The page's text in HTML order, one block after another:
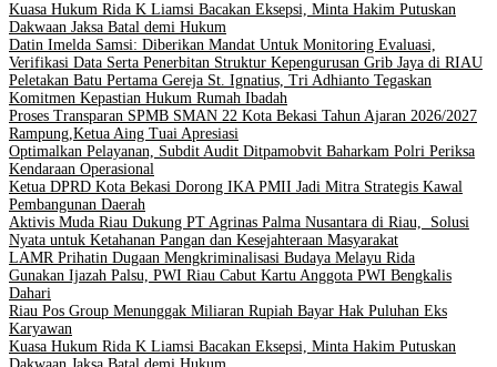
Kuasa Hukum Rida K Liamsi Bacakan Eksepsi, Minta Hakim Putuskan
Dakwaan Jaksa Batal demi Hukum
Datin Imelda Samsi: Diberikan Mandat Untuk Monitoring Evaluasi,
Verifikasi Data Serta Penerbitan Struktur Kepengurusan Grib Jaya di RIAU
Peletakan Batu Pertama Gereja St. Ignatius, Tri Adhianto Tegaskan
Komitmen Kepastian Hukum Rumah Ibadah
Proses Transparan SPMB SMAN 22 Kota Bekasi Tahun Ajaran 2026/2027
Rampung,Ketua Aing Tuai Apresiasi
Optimalkan Pelayanan, Subdit Audit Ditpamobvit Baharkam Polri Periksa
Kendaraan Operasional
Ketua DPRD Kota Bekasi Dorong IKA PMII Jadi Mitra Strategis Kawal
Pembangunan Daerah
Aktivis Muda Riau Dukung PT Agrinas Palma Nusantara di Riau, Solusi
Nyata untuk Ketahanan Pangan dan Kesejahteraan Masyarakat
LAMR Prihatin Dugaan Mengkriminalisasi Budaya Melayu Rida
Gunakan Ijazah Palsu, PWI Riau Cabut Kartu Anggota PWI Bengkalis
Dahari
Riau Pos Group Menunggak Miliaran Rupiah Bayar Hak Puluhan Eks
Karyawan
Kuasa Hukum Rida K Liamsi Bacakan Eksepsi, Minta Hakim Putuskan